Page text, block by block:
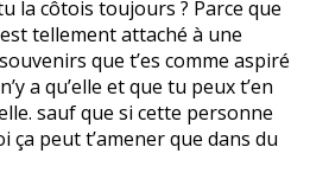
la côtois toujours ? Parce que
tellement attaché à une
que t’es comme aspiré
a qu’elle et que tu peux t’en
sauf que si cette personne
peut t’amener que dans du